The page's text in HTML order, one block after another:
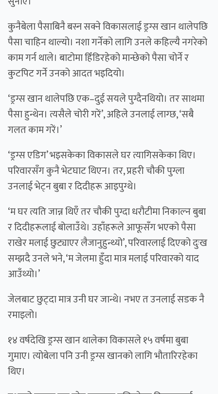
कुनैबेला पैसाबिनै बस्न सक्ने विकासलाई ड्रग्स खान थालेपछि
पैसा चाहिन थाल्यो। नशा गर्नेको लागि उनले कहिल्यै नगरेको
काम गर्न थाले। बाटोमा हिँडिरहेको मान्छेको पैसा चोर्ने र
कुटपिट गर्ने उनको आदत भइदियो।
‘ड्रग्स खान थालेपछि एक–दुई सयले पुग्दैनथियो। तर साथमा
पैसा हुन्थेन। त्यसैले चोरी गरें’, अहिले उनलाई लाग्छ, ‘सबै
गलत काम गरें।’
‘ड्रग्स एडिग’ भइसकेका विकासले घर त्यागिसकेका थिए।
परिवारसँग कुनै भेटघाट थिएन। तर, प्रहरी चौकी पुग्ला
उनलाई भेट्न बुबा र दिदीहरू आइपुग्थे।
‘म घर त्यति जान्न थिएँ तर चौकी पुग्दा धरौटीमा निकाल्न बुबा
र दिदीहरूलाई बोलाउँथे। उहाँहरूले आफूसँग भएको पैसा
राखेर मलाई छुट्याएर लैजानुहुन्थ्यो’, परिवारलाई दिएको दुःख
सम्झदै उनले भने, ‘म जेलमा हुँदा मात्र मलाई परिवारको याद
आउँथ्यो।’
जेलबाट छुट्दा मात्र उनी घर जान्थे। नभए त उनलाई सडक नै
रमाइलो।
१४ वर्षदेखि ड्रग्स खान थालेका विकासले १५ वर्षमा बुबा
गुमाए। त्योबेला पनि उनी ड्रग्स खानको लागि भौतारिरहेका
थिए।